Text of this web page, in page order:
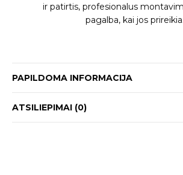
ir patirtis, profesionalus
pagalba, kai jos prireikia.
PAPILDOMA INFORMACIJA
ATSILIEPIMAI (0)